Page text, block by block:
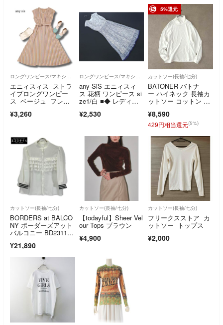
ロングワンピース/マキシワンピース
エニィスィス ストラ
イプロングワンピー
ス ベージュ フレ
付き
¥3,260
ロングワンピース/マキシワンピース
any SiS エニィスィ
ス 花柄 ワンピース si
ze1/白 ■◆ レディー
¥2,530
5%還元
カットソー(長袖/七分)
BATONER バトナ
ー ハイネック 長袖カ
ットソー コットン ホ
¥8,590
429円相当還元(5%)
カットソー(長袖/七分)
BORDERS at BALCO
NY ボーダーズアット
バルコニー BD2311-3
TTE BLOUSE ブラウ
¥21,890
カットソー(長袖/七分)
【todayful】Sheer Vel
our Tops ブラウン
¥4,900
カットソー(長袖/七分)
フリークスストア カ
ットソー トップス
¥2,000